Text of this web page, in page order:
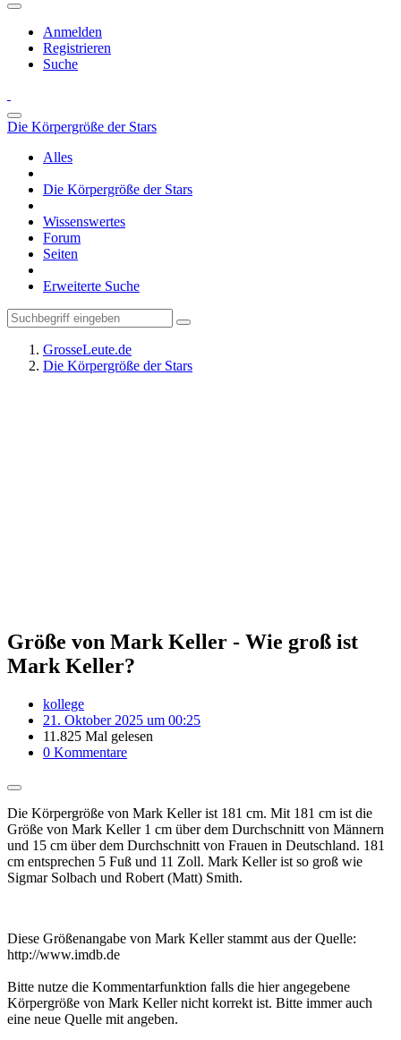
Anmelden
Registrieren
Suche
Die Körpergröße der Stars
Alles
Die Körpergröße der Stars
Wissenswertes
Forum
Seiten
Erweiterte Suche
GrosseLeute.de
Die Körpergröße der Stars
Größe von Mark Keller - Wie groß ist
Mark Keller?
kollege
21. Oktober 2025 um 00:25
11.825 Mal gelesen
0 Kommentare
Die Körpergröße von Mark Keller ist 181 cm. Mit 181 cm ist die
Größe von Mark Keller 1 cm über dem Durchschnitt von Männern
und 15 cm über dem Durchschnitt von Frauen in Deutschland. 181
cm entsprechen 5 Fuß und 11 Zoll. Mark Keller ist so groß wie
Sigmar Solbach und Robert (Matt) Smith.
Diese Größenangabe von Mark Keller stammt aus der Quelle:
http://www.imdb.de
Bitte nutze die Kommentarfunktion falls die hier angegebene
Körpergröße von Mark Keller nicht korrekt ist. Bitte immer auch
eine neue Quelle mit angeben.